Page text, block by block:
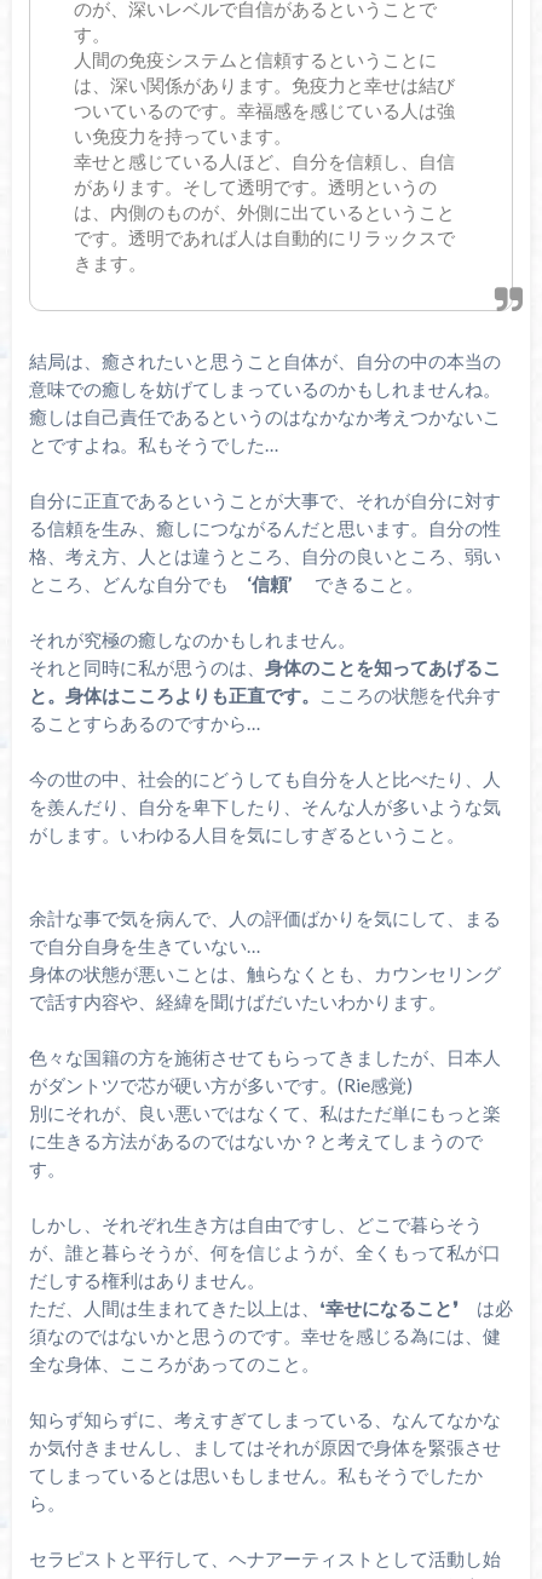
のが、深いレベルで自信があるということで
す。
人間の免疫システムと信頼するということに
は、深い関係があります。免疫力と幸せは結び
ついているのです。幸福感を感じている人は強
い免疫力を持っています。
幸せと感じている人ほど、自分を信頼し、自信
があります。そして透明です。透明というの
は、内側のものが、外側に出ているということ
です。透明であれば人は自動的にリラックスで
きます。
結局は、癒されたいと思うこと自体が、自分の中の本当の
意味での癒しを妨げてしまっているのかもしれませんね。
癒しは自己責任であるというのはなかなか考えつかないこ
とですよね。私もそうでした…
自分に正直であるということが大事で、それが自分に対す
る信頼を生み、癒しにつながるんだと思います。自分の性
格、考え方、人とは違うところ、自分の良いところ、弱い
ところ、どんな自分でも ‘信頼’ できること。
それが究極の癒しなのかもしれません。
それと同時に私が思うのは、 身体のことを知ってあげるこ
と。身体はこころよりも正直です。
こころの状態を代弁す
ることすらあるのですから…
今の世の中、社会的にどうしても自分を人と比べたり、人
を羨んだり、自分を卑下したり、そんな人が多いような気
がします。いわゆる人目を気にしすぎるということ。
余計な事で気を病んで、人の評価ばかりを気にして、まる
で自分自身を生きていない…
身体の状態が悪いことは、触らなくとも、カウンセリング
で話す内容や、経緯を聞けばだいたいわかります。
色々な国籍の方を施術させてもらってきましたが、日本人
がダントツで芯が硬い方が多いです。(Rie感覚)
別にそれが、良い悪いではなくて、私はただ単にもっと楽
に生きる方法があるのではないか？と考えてしまうので
す。
しかし、それぞれ生き方は自由ですし、どこで暮らそう
が、誰と暮らそうが、何を信じようが、全くもって私が口
だしする権利はありません。
ただ、人間は生まれてきた以上は、❛幸せになること❜は必
須なのではないかと思うのです。幸せを感じる為には、健
全な身体、こころがあってのこと。
知らず知らずに、考えすぎてしまっている、なんてなかな
か気付きませんし、ましてはそれが原因で身体を緊張させ
てしまっているとは思いもしません。私もそうでしたか
ら。
セラピストと平行して、ヘナアーティストとして活動し始